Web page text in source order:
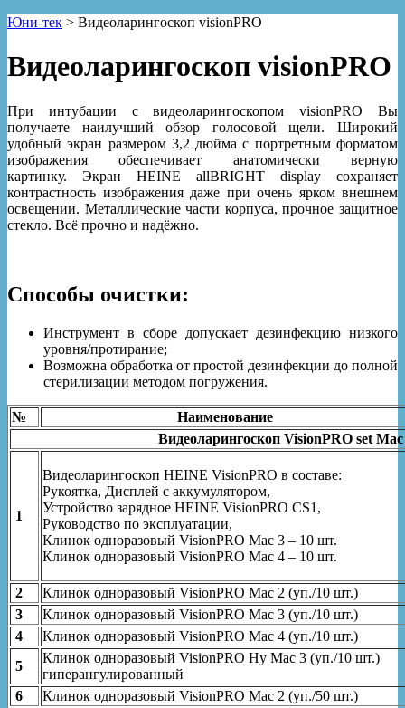
Юни-тек > Видеоларингоскоп visionPRO
Видеоларингоскоп visionPRO
При интубации с видеоларингоскопом visionPRO Вы
получаете наилучший обзор голосовой щели. Широкий
удобный экран размером 3,2 дюйма с портретным форматом
изображения обеспечивает анатомически верную
картинку. Экран HEINE allBRIGHT display сохраняет
контрастность изображения даже при очень ярком внешнем
освещении. Металлические части корпуса, прочное защитное
стекло. Всё прочно и надёжно.
Способы очистки:
Инструмент в сборе допускает дезинфекцию низкого
уровня/протирание;
Возможна обработка от простой дезинфекции до полной
стерилизации методом погружения.
№
Наименование
Видеоларингоскоп VisionPRO set Mac
1
Видеоларингоскоп HEINE VisionPRO в составе:
Рукоятка, Дисплей с аккумулятором,
Устройство зарядное HEINE VisionPRO CS1,
Руководство по эксплуатации,
Клинок одноразовый VisionPRO Mac 3 – 10 шт.
Клинок одноразовый VisionPRO Mac 4 – 10 шт.
2
Клинок одноразовый VisionPRO Mac 2 (уп./10 шт.)
3
Клинок одноразовый VisionPRO Mac 3 (уп./10 шт.)
4
Клинок одноразовый VisionPRO Mac 4 (уп./10 шт.)
5
Клинок одноразовый VisionPRO Hy Mac 3 (уп./10 шт.)
гиперангулированный
6
Клинок одноразовый VisionPRO Mac 2 (уп./50 шт.)